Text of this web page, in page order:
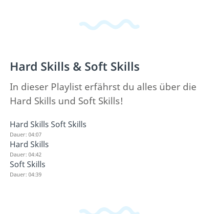
Hard Skills & Soft Skills
In dieser Playlist erfährst du alles über die
Hard Skills und Soft Skills!
Hard Skills Soft Skills
Dauer: 04:07
Hard Skills
Dauer: 04:42
Soft Skills
Dauer: 04:39